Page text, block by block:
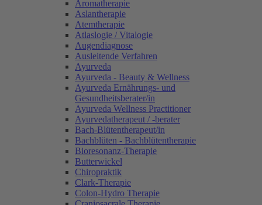
Aromatherapie
Aslantherapie
Atemtherapie
Atlaslogie / Vitalogie
Augendiagnose
Ausleitende Verfahren
Ayurveda
Ayurveda - Beauty & Wellness
Ayurveda Ernährungs- und
Gesundheitsberater/in
Ayurveda Wellness Practitioner
Ayurvedatherapeut / -berater
Bach-Blütentherapeut/in
Bachblüten - Bachblütentherapie
Bioresonanz-Therapie
Butterwickel
Chiropraktik
Clark-Therapie
Colon-Hydro Therapie